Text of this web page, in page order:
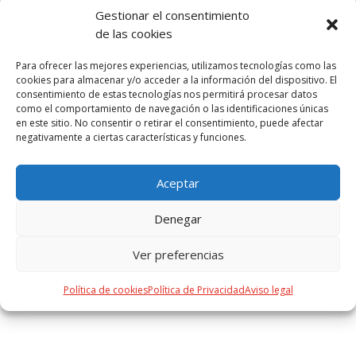
Gestionar el consentimiento
de las cookies
Para ofrecer las mejores experiencias, utilizamos tecnologías como las
cookies para almacenar y/o acceder a la información del dispositivo. El
consentimiento de estas tecnologías nos permitirá procesar datos
como el comportamiento de navegación o las identificaciones únicas
en este sitio. No consentir o retirar el consentimiento, puede afectar
negativamente a ciertas características y funciones.
Aceptar
Denegar
Ver preferencias
Política de cookiesPolítica de PrivacidadAviso legal
para bolígrafo, 80 hojas de disposición a una raya y diseño
eco. Bolígrafo de mecanismo pulsador, con cuerpo en
PRODUCTOS RELACIONADOS